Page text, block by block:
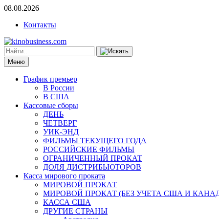
08.08.2026
Контакты
Меню
График премьер
В России
В США
Кассовые сборы
ДЕНЬ
ЧЕТВЕРГ
УИК-ЭНД
ФИЛЬМЫ ТЕКУЩЕГО ГОДА
РОССИЙСКИЕ ФИЛЬМЫ
ОГРАНИЧЕННЫЙ ПРОКАТ
ДОЛЯ ДИСТРИБЬЮТОРОВ
Касса мирового проката
МИРОВОЙ ПРОКАТ
МИРОВОЙ ПРОКАТ (БЕЗ УЧЕТА США И
КАССА США
ДРУГИЕ СТРАНЫ